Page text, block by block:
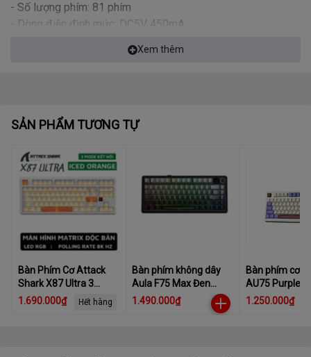
- Số lượng phím: 81 phím
- Dòng điện định mức: DC5V 450mA
- Kích thước bàn phím (L x W x H): 330x136x45mm
cần có trình điều khiển)
type-C + Dụng cụ thay switch + 2 switch tặng kèm
Xem thêm
SẢN PHẨM TƯƠNG TỰ
Bàn Phím Cơ Attack
Shark X87 Ultra 3
Mode 8KHz,
1.690.000₫ Hết hàng
Bàn phím không dây
Aula F75 Max Đen
Gradient
1.490.000₫
Bàn phím cơ
AU75 Purple
3 Mode Star
1.250.000₫